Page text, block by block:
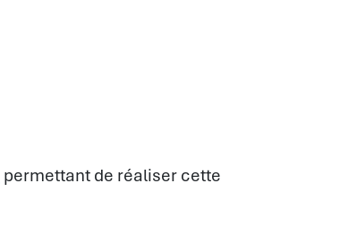
permettant de réaliser cette